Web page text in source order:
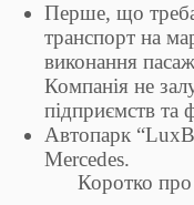
Перше, що
транспорт на
виконання
Компанія не
підприємств та
Автопарк
Mercedes.
Коротко